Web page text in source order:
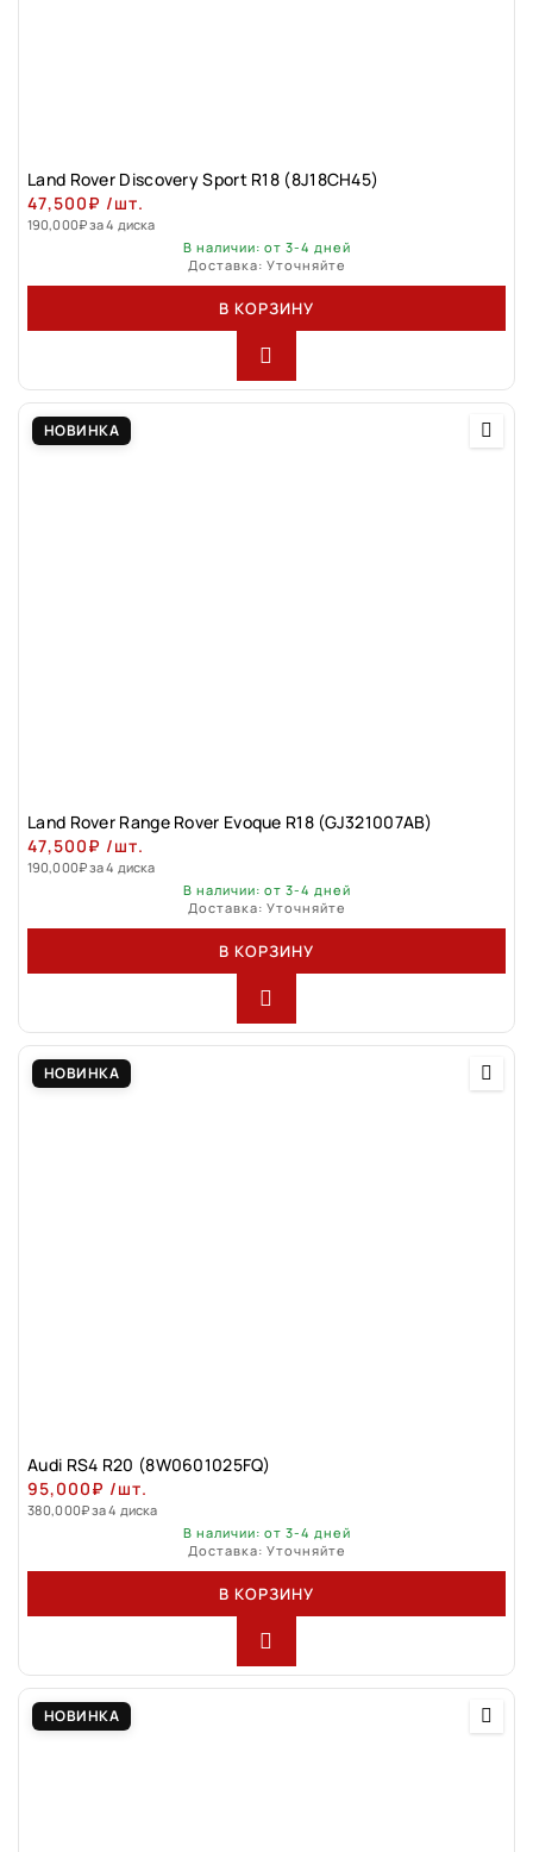
Land Rover Discovery Sport R18 (8J18CH45)
47,500₽ /шт.
190,000₽за 4 диска
В наличии: от 3-4 дней
Доставка: Уточняйте
В КОРЗИНУ
НОВИНКА
Land Rovеr Rаngе Rоver Evоque R18 (GJ321007АВ)
47,500₽ /шт.
190,000₽за 4 диска
В наличии: от 3-4 дней
Доставка: Уточняйте
В КОРЗИНУ
НОВИНКА
Audi RS4 R20 (8W0601025FQ)
95,000₽ /шт.
380,000₽за 4 диска
В наличии: от 3-4 дней
Доставка: Уточняйте
В КОРЗИНУ
НОВИНКА